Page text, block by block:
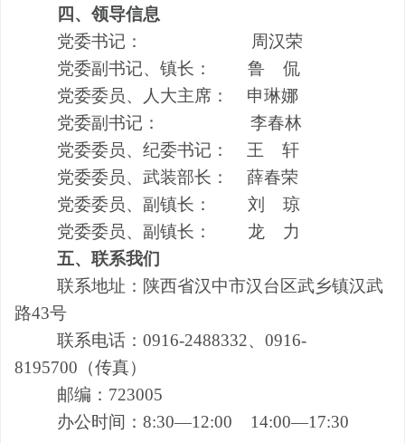
四、领导信息
党委书记： 周汉荣
党委副书记、镇长： 鲁 侃
党委委员、人大主席： 申琳娜
党委副书记： 李春林
党委委员、纪委书记：
王 轩
党委委员、武装部长： 薛春荣
党委委员、副镇长： 刘 琼
党委委员、副镇长：
龙 力
五、联系我们
联系地址 ： 陕西省汉中市汉台区武乡镇汉武
路43号
联系电话 ：0916-2488332、0916-
8195700（传真）
邮编：723005
办公时间：8:30—12:00 14:00—1 7:30